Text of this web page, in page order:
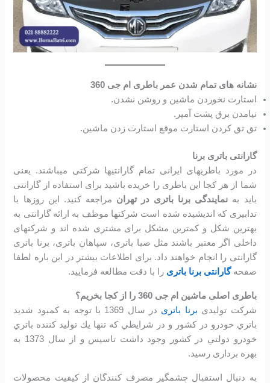
نشانه های تمام شدن عمر باطری ام جی 360
استارت نخوردن ماشین و روشن نشدن.
نیامدن برق پشت آمپر.
تق تق کردن استارت موقع استارت زدن ماشین.
گارانتی باتری برنا
در مورد باطریهای ایرانی تمام گارانتیها شرکتی میباشند. یعنی
شما از هر کجا این باطری را خریده باشید برای استفاده از گارانتی
باید به نمایندگی برنا باتری در تهران مراجعه کنید. این روزها با
تدابیری که اندیشیده شده است شرکتها موظف به ارائه گارانتی به
بهترین شکل و کمترین مشکل برای مشتری شده اند و شرکتهای
داخلی اگر معتبر باشند مثل صبا باتری، سپاهان باتری، برنا باتری
گارانتی را انجام خواهند داد. برای اطلاعات بیشتر در این باره لطفا
صفحه گارانتی برنا باتری را با دقت مطالعه فرمایید.
باطری اصلی ماشین ام جی 360 را از کجا بخریم؟
شرکت تولیدی برنا باتری
در سال 1369 با توجه به كمبود شديد
باتري خودرو در كشور و در شرايطي كه تنها يك توليد كننده باتري
خودرو دولتي در كشور وجود داشت تاسیس و از سال 1373 به
بهره برداری رسید.
به دنبال استقبال چشمگير مصرف كنندگان از كيفيت محصولات